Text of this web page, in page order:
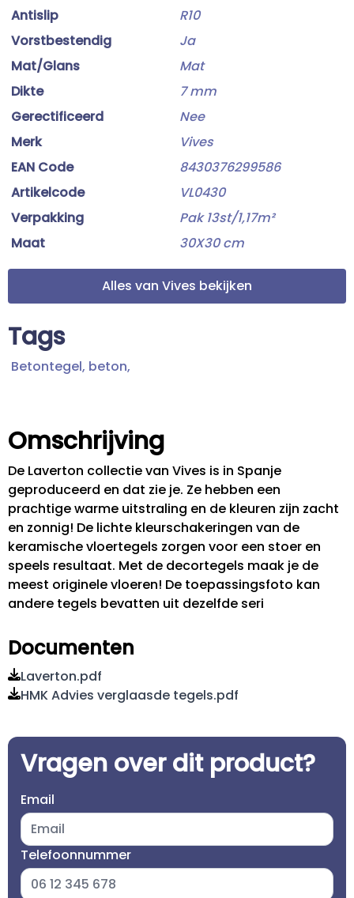
Antislip
R10
Vorstbestendig
Ja
Mat/Glans
Mat
Dikte
7 mm
Gerectificeerd
Nee
Merk
Vives
EAN Code
8430376299586
Artikelcode
VL0430
Verpakking
Pak 13st/1,17m²
Maat
30X30 cm
Alles van Vives bekijken
Tags
Betontegel, beton,
Omschrijving
De Laverton collectie van Vives is in Spanje
geproduceerd en dat zie je. Ze hebben een
prachtige warme uitstraling en de kleuren zijn zacht
en zonnig! De lichte kleurschakeringen van de
keramische vloertegels zorgen voor een stoer en
speels resultaat. Met de decortegels maak je de
meest originele vloeren! De toepassingsfoto kan
andere tegels bevatten uit dezelfde seri
Documenten
Laverton.pdf
HMK Advies verglaasde tegels.pdf
Vragen over dit product?
Email
Telefoonnummer